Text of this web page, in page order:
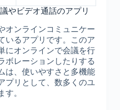
やビデオ通話のアプリ
オンラインコミュニケー
いるアプリです。このア
にオンラインで会議を行
ボレーションしたりする
は、使いやすさと多機能
プリとして、数多くのユ
す。